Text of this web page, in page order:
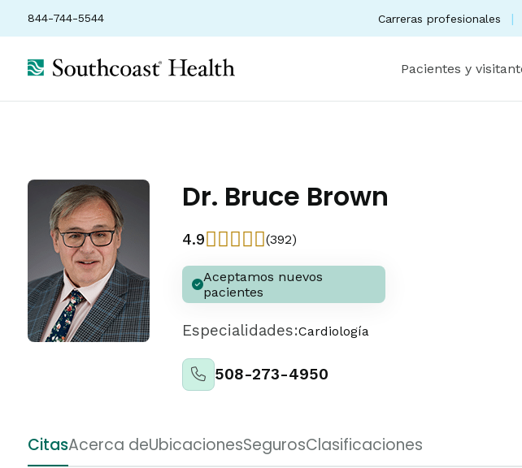
844-744-5544 Carreras profesionales
Pacientes y
Dr. Bruce Brown
4.9 (392)
Aceptamos nuevos
pacientes
Especialidades:Cardiología
508-273-4950
CitasAcerca deUbicacionesSegurosClasificaciones